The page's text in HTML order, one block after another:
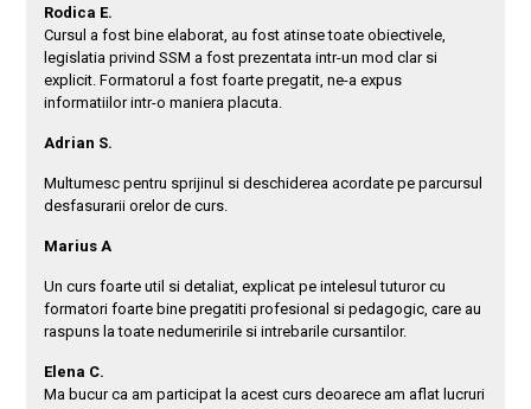
Rodica E.
Cursul a fost bine elaborat, au fost atinse toate obiectivele,
legislatia privind SSM a fost prezentata intr-un mod clar si
explicit. Formatorul a fost foarte pregatit, ne-a expus
informatiilor intr-o maniera placuta.
Adrian S.
Multumesc pentru sprijinul si deschiderea acordate pe parcursul
desfasurarii orelor de curs.
Marius A
Un curs foarte util si detaliat, explicat pe intelesul tuturor cu
formatori foarte bine pregatiti profesional si pedagogic, care au
raspuns la toate nedumeririle si intrebarile cursantilor.
Elena C.
Ma bucur ca am participat la acest curs deoarece am aflat lucruri